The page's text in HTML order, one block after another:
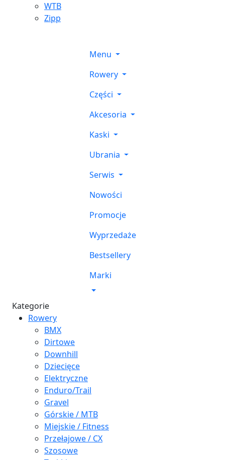
WTB
Zipp
Menu
Rowery
Części
Akcesoria
Kaski
Ubrania
Serwis
Nowości
Promocje
Wyprzedaże
Bestsellery
Marki
Kategorie
Rowery
BMX
Dirtowe
Downhill
Dziecięce
Elektryczne
Enduro/Trail
Gravel
Górskie / MTB
Miejskie / Fitness
Przełajowe / CX
Szosowe